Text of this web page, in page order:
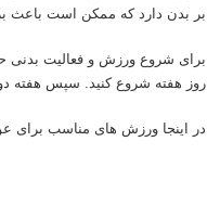
بر بدن دارد که ممکن است باعث
روز هفته شروع کنید. سپس هفته دوم ۵ دقیقه اضافه کنید و به مرور زمان ورزش را
در اینجا ورزش های مناسب برای